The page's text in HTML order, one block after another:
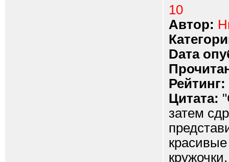
10
Автор:
Dата
Рейтинг:
Цитата:
затем